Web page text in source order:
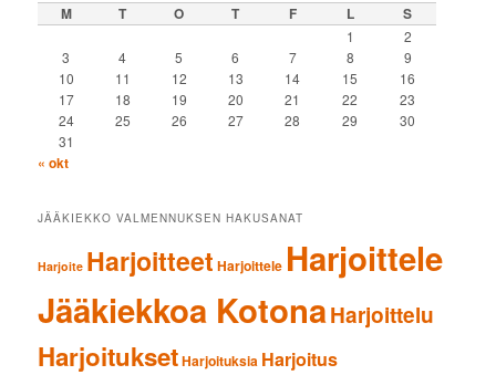
M T O T F L S
1
2
3
4 5 6 7 8
9
10
11 12 13 14 15
16
17
18 19 20 21 22
23
24
25 26 27 28 29
30
31
« okt
JÄÄKIEKKO VALMENNUKSEN HAKUSANAT
Harjoite Harjoitteet Harjoittele Harjoittele
Jääkiekkoa KotonaHarjoittelu
HarjoituksetHarjoituksia Harjoitus